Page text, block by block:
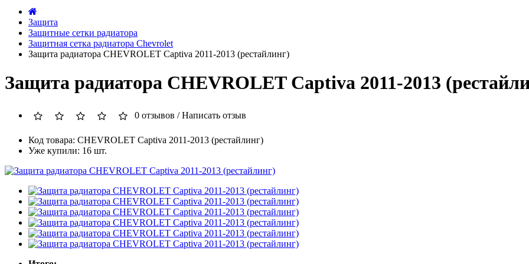
Защита
Защитные сетки радиатора
Защитная сетка радиатора Chevrolet
Защита радиатора CHEVROLET Captiva 2011-2013 (рестайлинг)
Защита радиатора CHEVROLET Captiva 2011-2013
0 отзывов /Написать отзыв
Код товара: CHEVROLET Captiva 2011-2013 (рестайлинг)
Уже купили: 16 шт.